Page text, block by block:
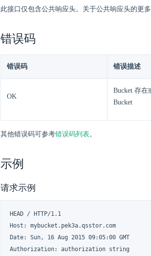
此接口仅包含公共响应头。关于公共响应头的更
错误码
错误码 错误描述
OK
Bucket 存在
Bucket
其他错误码可参考错误码列表 。
示例
请求示例
HEAD / HTTP/1.1
Host: mybucket.pek3a.qsstor.com
Date: Sun, 16 Aug 2015 09:05:00 GMT
Authorization: authorization string